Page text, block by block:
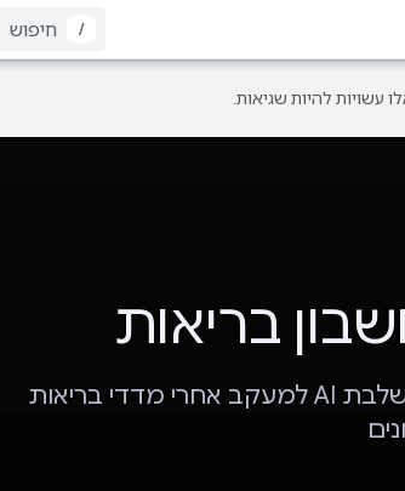
/
בריאות
אפליקציה ידידותית למשתמש המשלבת AI למעקב אחרי מדדי בריאות